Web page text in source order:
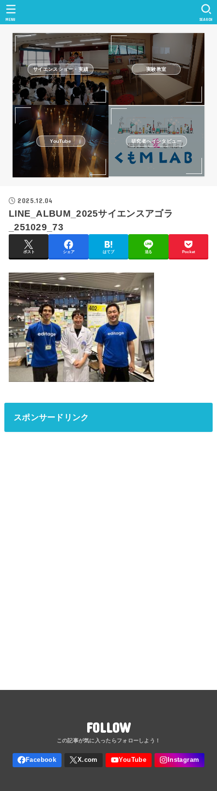
SEARCH
MENU
サイエンスショー・実績 実験教室
YouTube 研究者へインタビュー
2025.12.04
LINE_ALBUM_2025サイエンスアゴラ
_251029_73
ポスト シェア はてブ 送る Pocket
スポンサードリンク
FOLLOW